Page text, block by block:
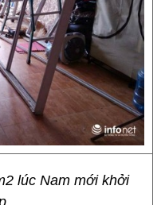
lúc Nam mới khởi